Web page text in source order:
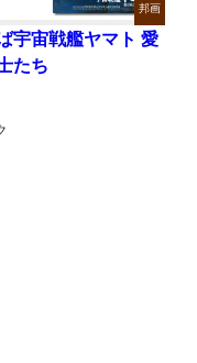
邦画
宇宙戦艦ヤマト 愛
たち